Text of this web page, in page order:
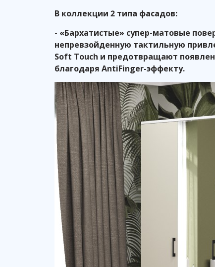
В коллекции 2 типа фасадов:
- «Бархатистые» супер-матовые
непревзойденную тактильную
Soft Touch и предотвращают
благодаря AntiFinger-эффекту.